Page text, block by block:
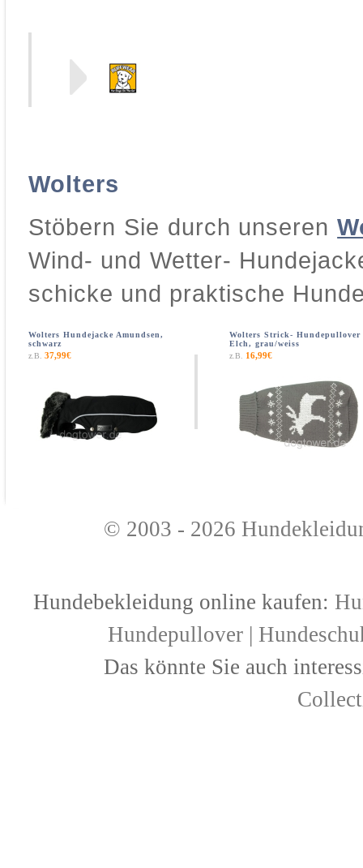
Wolters
Stöbern Sie durch unseren
Wind- und Wetter-
schicke und praktische
Wolters Hundejacke Amundsen,
schwarz
z.B. 37,99€
Wolters Strick- Hundepullover
Elch, grau/weiss
z.B.
16,99€
© 2003 - 2026
Hundebekleidung online kaufen:
Hundepullover |
Das könnte Sie auch